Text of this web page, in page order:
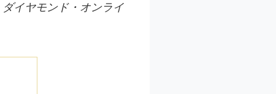
イヤモンド・オンライ